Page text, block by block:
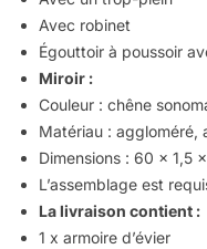
Avec robinet
Égouttoir à poussoir
Miroir :
Couleur : chêne
Matériau : aggloméré,
Dimensions : 60 x 1,5
L’assemblage est
La livraison contient :
1 x armoire d’évier